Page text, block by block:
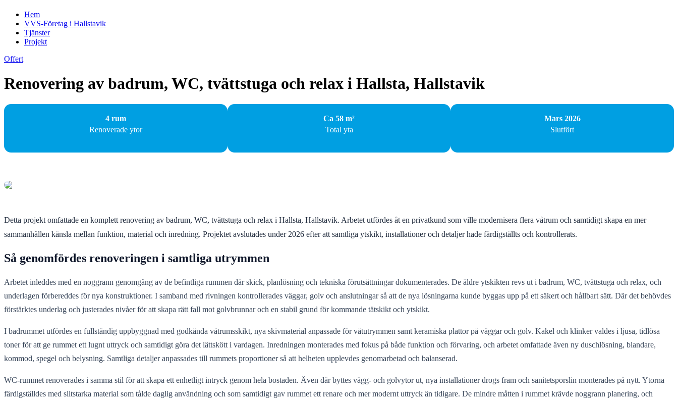
Hem
VVS-Företag i Hallstavik
Tjänster
Projekt
Offert
Renovering av badrum, WC, tvättstuga och relax i Hallsta, Hallstavik
4 rum
Renoverade ytor
Ca 58 m²
Total yta
Mars 2026
Slutfört
Detta projekt omfattade en komplett renovering av badrum, WC, tvättstuga och relax i Hallsta, Hallstavik. Arbetet utfördes åt en privatkund som ville modernisera flera våtrum och samtidigt skapa en mer
sammanhållen känsla mellan funktion, material och inredning. Projektet avslutades under 2026 efter att samtliga ytskikt, installationer och detaljer hade färdigställts och kontrollerats.
Så genomfördes renoveringen i samtliga utrymmen
Arbetet inleddes med en noggrann genomgång av de befintliga rummen där skick, planlösning och tekniska förutsättningar dokumenterades. De äldre ytskikten revs ut i badrum, WC, tvättstuga och relax, och
underlagen förbereddes för nya konstruktioner. I samband med rivningen kontrollerades väggar, golv och anslutningar så att de nya lösningarna kunde byggas upp på ett säkert och hållbart sätt. Där det behövdes
förstärktes underlag och justerades nivåer för att skapa rätt fall mot golvbrunnar och en stabil grund för kommande tätskikt och ytskikt.
I badrummet utfördes en fullständig uppbyggnad med godkända våtrumsskikt, nya skivmaterial anpassade för våtutrymmen samt keramiska plattor på väggar och golv. Kakel och klinker valdes i ljusa, tidlösa
toner för att ge rummet ett lugnt uttryck och samtidigt göra det lättskött i vardagen. Inredningen monterades med fokus på både funktion och förvaring, och arbetet omfattade även ny duschlösning, blandare,
kommod, spegel och belysning. Samtliga detaljer anpassades till rummets proportioner så att helheten upplevdes genomarbetad och balanserad.
WC-rummet renoverades i samma stil för att skapa ett enhetligt intryck genom hela bostaden. Även där byttes vägg- och golvytor ut, nya installationer drogs fram och sanitetsporslin monterades på nytt. Ytorna
färdigställdes med slitstarka material som tålde daglig användning och som samtidigt gav rummet ett renare och mer modernt uttryck än tidigare. De mindre måtten i rummet krävde noggrann planering, och